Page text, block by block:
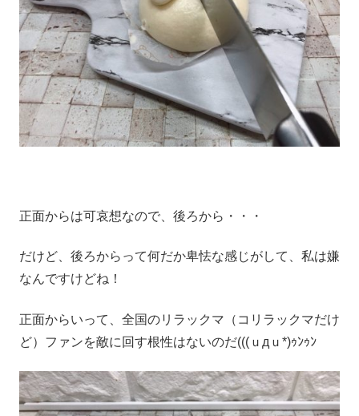
正面からは可哀想なので、後ろから・・・
だけど、後ろからって何だか卑怯な感じがして、私は嫌
なんですけどね！
正面からいって、全国のリラックマ（コリラックマだけ
ど）ファンを敵に回す根性はないのだ(((ｕдｕ*)ｩﾝｩﾝ